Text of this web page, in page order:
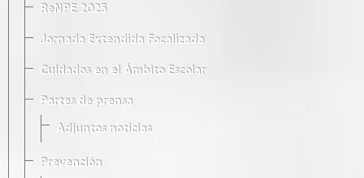
ReNPE 2025
Jornada Extendida Focalizada
Cuidados en el Ámbito Escolar
Partes de prensa
Adjuntos noticias
Prevención